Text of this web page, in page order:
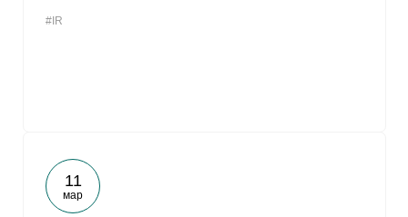
#IR
11
мар